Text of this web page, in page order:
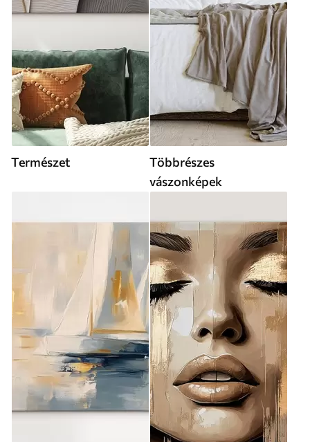
Természet
Többrészes
vászonképek